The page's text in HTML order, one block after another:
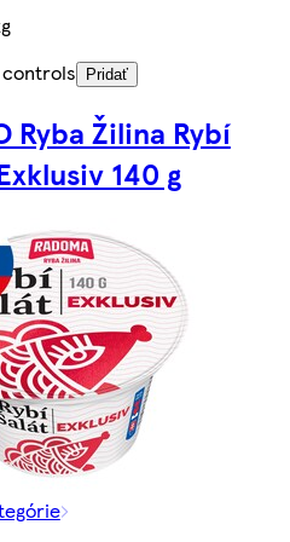
Pridať
Ryba Žilina Rybí
140 g